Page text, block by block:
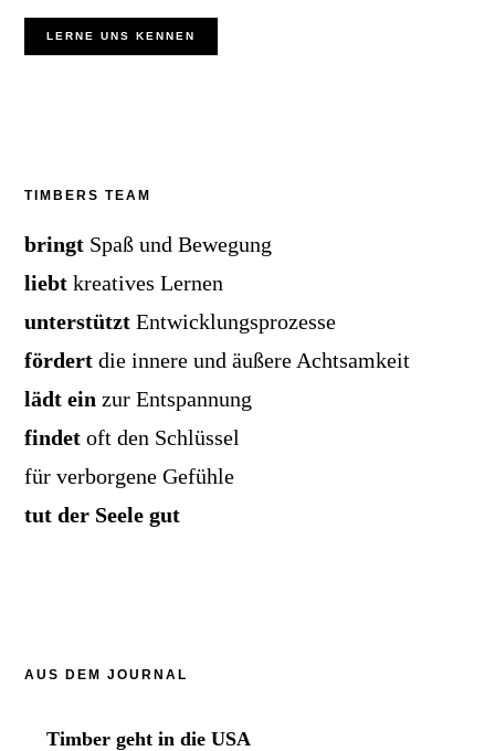
LERNE UNS KENNEN
TIMBERS TEAM
bringt Spaß und Bewegung
liebt kreatives Lernen
unterstützt Entwicklungsprozesse
fördert die innere und äußere Achtsamkeit
lädt ein zur Entspannung
findet oft den Schlüssel
für verborgene Gefühle
tut der Seele gut
AUS DEM JOURNAL
Timber geht in die USA